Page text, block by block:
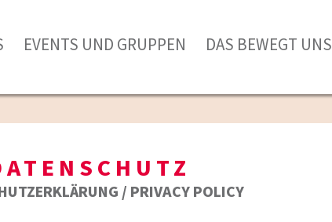
EVENTS UND GRUPPEN DAS BEWEGT UNS
/ PRIVACY POLICY